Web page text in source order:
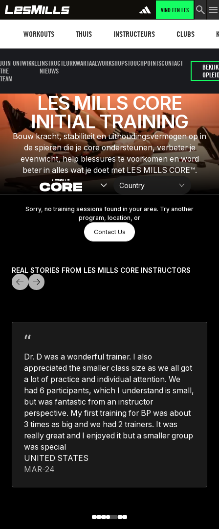
VIND EEN LES
WORKOUTS THUIS INSTRUCTEURS CLUBS
JOIN
THE
TEAM
ONTWIKKELINSTRUCTEUR
NIEUWS
KWARTAALWORKSHOPSTOUCHPOINTSCONTACT
LES MILLS CORE
INITIAL TRAINING
Bouw kracht, stabiliteit en uithoudingsvermogen op in
de spieren die je core ondersteunen, verbeter je
evenwicht, help blessures te voorkomen en word
beter in alles wat je doet met LES MILLS CORE™.
Sorry, no training sessions found in your area. Try another
program, location, or
Contact Us
Contact Us
REAL STORIES FROM LES MILLS CORE INSTRUCTORS
Dr. D was a wonderful trainer. I also
appreciated the smaller class size as we all got
a lot of practice and individual attention. We
had 6 participants, which I understand is small,
but was fantastic from an instructor
perspective. My first training for BP was about
3 times as big and we had 2 trainers. It was
really great and I enjoyed it but a smaller group
was special
UNITED STATES
MAR-24